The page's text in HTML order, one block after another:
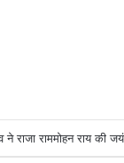
ने राजा राममोहन राय की